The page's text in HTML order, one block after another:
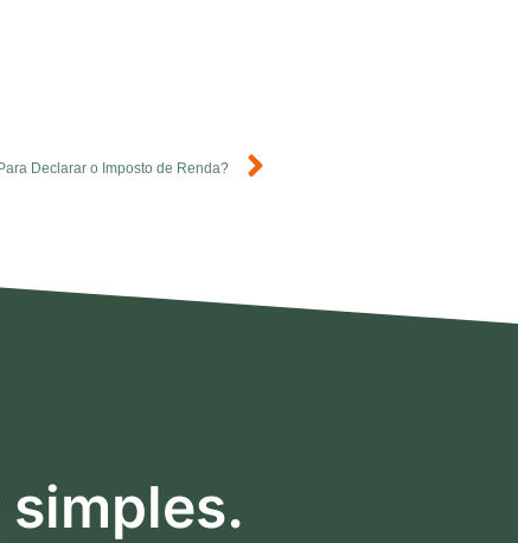
Declarar o Imposto de Renda?